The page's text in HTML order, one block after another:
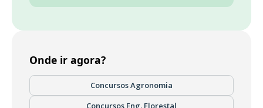
Onde ir agora?
Concursos Agronomia
Concursos Eng. Florestal